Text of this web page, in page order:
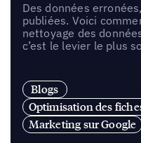
Des données
publiées. Voici
nettoyage des
c’est le levier le plus
Blogs
Optimisation des
Marketing sur Google